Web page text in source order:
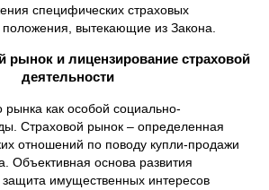
специфических страховых
вытекающие из Закона.
рынок и лицензирование страховой
деятельности
рынка как особой социально-
Страховой рынок – определенная
отношений по поводу купли-продажи
Объективная основа развития
защита имущественных интересов